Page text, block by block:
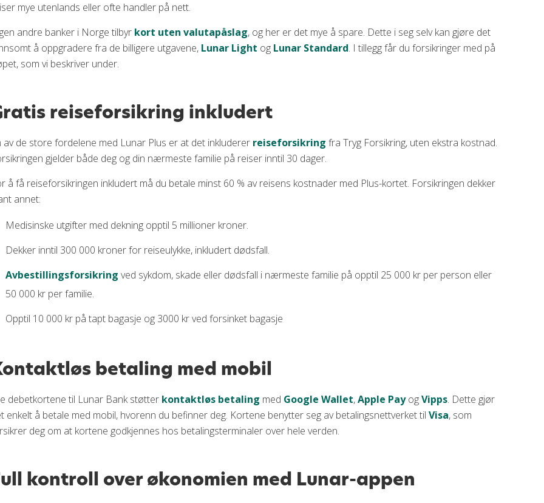
mye utenlands eller ofte handler på nett.
andre banker i Norge tilbyr kort uten valutapåslag, og her er det mye å spare. Dette i seg selv kan gjøre det
å oppgradere fra de billigere utgavene, Lunar Light og Lunar Standard. I tillegg får du forsikringer med på
som vi beskriver under.
reiseforsikring inkludert
av de store fordelene med Lunar Plus er at det inkluderer reiseforsikring fra Tryg Forsikring, uten ekstra kostnad.
gjelder både deg og din nærmeste familie på reiser inntil 30 dager.
å få reiseforsikringen inkludert må du betale minst 60 % av reisens kostnader med Plus-kortet. Forsikringen dekker
annet:
Medisinske utgifter med dekning opptil 5 millioner kroner.
Dekker inntil 300 000 kroner for reiseulykke, inkludert dødsfall.
Avbestillingsforsikring ved sykdom, skade eller dødsfall i nærmeste familie på opptil 25 000 kr per person eller
50 000 kr per familie.
Opptil 10 000 kr på tapt bagasje og 3000 kr ved forsinket bagasje
betaling med mobil
debetkortene til Lunar Bank støtter kontaktløs betaling med Google Wallet,Apple PayogVipps. Dette gjør
enkelt å betale med mobil, hvorenn du befinner deg. Kortene benytter seg av betalingsnettverket til Visa, som
deg om at kortene godkjennes hos betalingsterminaler over hele verden.
kontroll over økonomien med Lunar-appen